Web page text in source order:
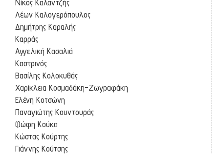
Νίκος Καλαντζής
Λέων Καλογερόπουλος
Δημήτρης Καραλής
Καρράς
Αγγελική Κασαλιά
Καστρινός
Βασίλης Κολοκυθάς
Χαρίκλεια Κοσμαδάκη-Ζωγραφάκη
Ελένη Κοτσώνη
Παναγιώτης Κουντουράς
Φώφη Κούκα
Κώστας Κούρτης
Γιάννης Κούτσης